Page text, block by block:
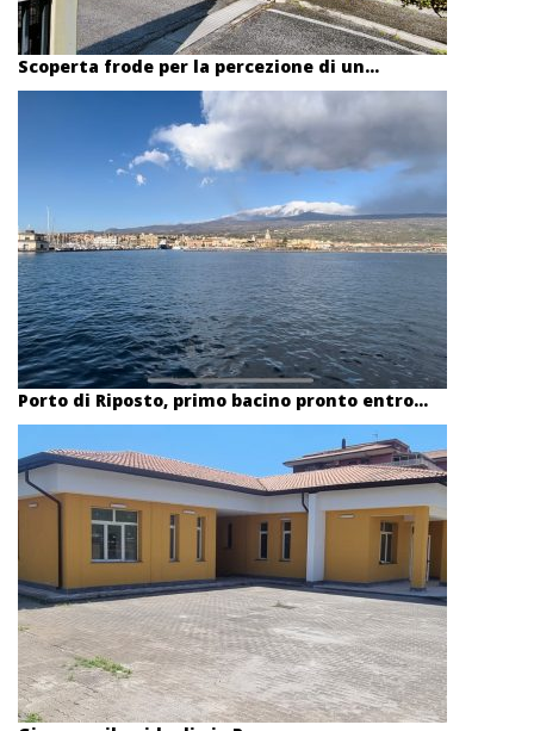
Scoperta frode per la percezione di un...
Porto di Riposto, primo bacino pronto entro...